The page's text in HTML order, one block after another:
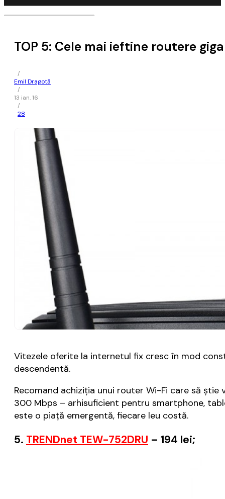
TOP 5: Cele mai ieftine routere
/
Emil Dragotă
/
13 ian. 16
/
28
Vitezele oferite la internetul fix cresc în mod
descendentă.
Recomand achiziția unui router Wi-Fi care să
300 Mbps – arhisuficient pentru smartphone,
este o piață emergentă, fiecare leu costă.
5. TRENDnet TEW-752DRU – 194 lei;